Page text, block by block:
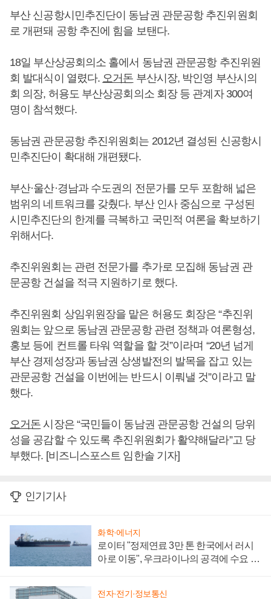
부산 신공항시민추진단이 동남권 관문공항 추진위원회
로 개편돼 공항 추진에 힘을 보탠다.
18일 부산상공회의소 홀에서 동남권 관문공항 추진위원
회 발대식이 열렸다. 오거돈 부산시장, 박인영 부산시의
회 의장, 허용도 부산상공회의소 회장 등 관계자 300여
명이 참석했다.
동남권 관문공항 추진위원회는 2012년 결성된 신공항시
민추진단이 확대해 개편됐다.
부산·울산·경남과 수도권의 전문가를 모두 포함해 넓은
범위의 네트워크를 갖췄다. 부산 인사 중심으로 구성된
시민추진단의 한계를 극복하고 국민적 여론을 확보하기
위해서다.
추진위원회는 관련 전문가를 추가로 모집해 동남권 관
문공항 건설을 적극 지원하기로 했다.
추진위원회 상임위원장을 맡은 허용도 회장은 “추진위
원회는 앞으로 동남권 관문공항 관련 정책과 여론형성,
홍보 등에 컨트롤 타워 역할을 할 것”이라며 “20년 넘게
부산 경제성장과 동남권 상생발전의 발목을 잡고 있는
관문공항 건설을 이번에는 반드시 이뤄낼 것”이라고 말
했다.
오거돈 시장은 “국민들이 동남권 관문공항 건설의 당위
성을 공감할 수 있도록 추진위원회가 활약해달라”고 당
부했다. [비즈니스포스트 임한솔 기자]
인기기사
화학·에너지
로이터 "정제연료 3만 톤 한국에서 러시
아로 이동", 우크라이나의 공격에 수요 늘
전자·전기·정보통신